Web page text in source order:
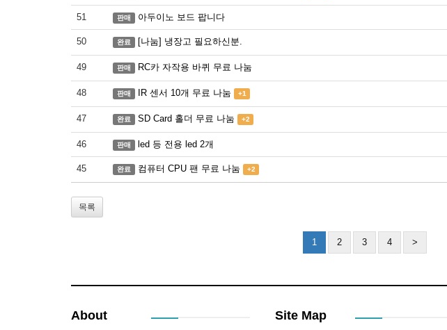
51 판매 아두이노 보드 팝니다
50 완료 [나눔] 냉장고 필요하신분.
49 판매 RC카 자작용 바퀴 무료 나눔
48 판매 IR 센서 10개 무료 나눔 +1
47 완료 SD Card 홀더 무료 나눔 +2
46 판매 led 등 전용 led 2개
45 완료 컴퓨터 CPU 팬 무료 나눔 +2
목록
1 2 3 4 >
About Site Map